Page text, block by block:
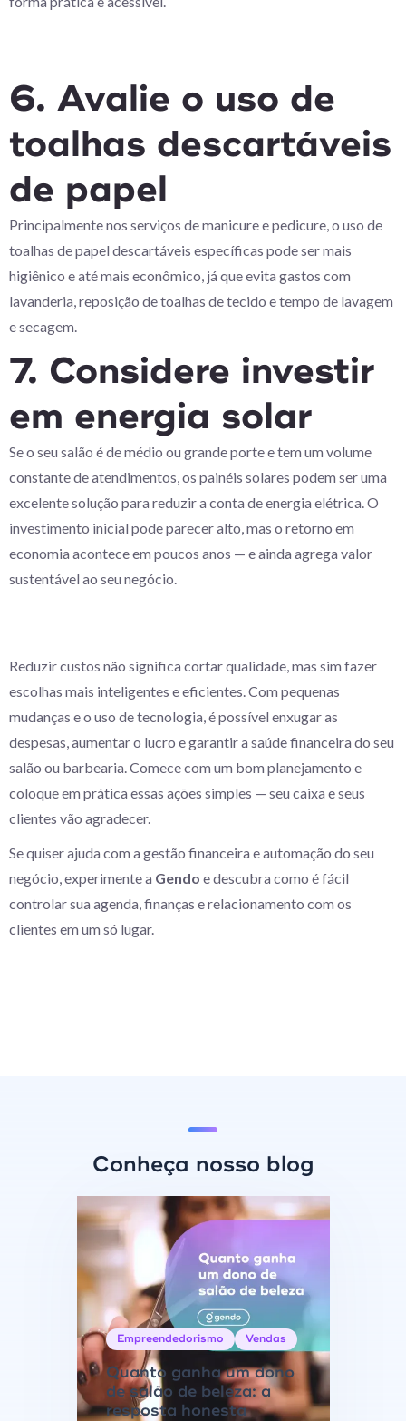
6. Avalie o uso de
toalhas descartáveis
de papel
Principalmente nos serviços de manicure e pedicure, o uso de
toalhas de papel descartáveis específicas pode ser mais
higiênico e até mais econômico, já que evita gastos com
lavanderia, reposição de toalhas de tecido e tempo de lavagem
e secagem.
7. Considere investir
em energia solar
Se o seu salão é de médio ou grande porte e tem um volume
constante de atendimentos, os painéis solares podem ser uma
excelente solução para reduzir a conta de energia elétrica. O
investimento inicial pode parecer alto, mas o retorno em
economia acontece em poucos anos — e ainda agrega valor
sustentável ao seu negócio.
Reduzir custos não significa cortar qualidade, mas sim fazer
escolhas mais inteligentes e eficientes. Com pequenas
mudanças e o uso de tecnologia, é possível enxugar as
despesas, aumentar o lucro e garantir a saúde financeira do seu
salão ou barbearia. Comece com um bom planejamento e
coloque em prática essas ações simples — seu caixa e seus
clientes vão agradecer.
Se quiser ajuda com a gestão financeira e automação do seu
negócio, experimente a Gendo e descubra como é fácil
controlar sua agenda, finanças e relacionamento com os
clientes em um só lugar.
Conheça nosso blog
Empreendedorismo Vendas
Quanto ganha um dono
de salão de beleza: a
resposta honesta